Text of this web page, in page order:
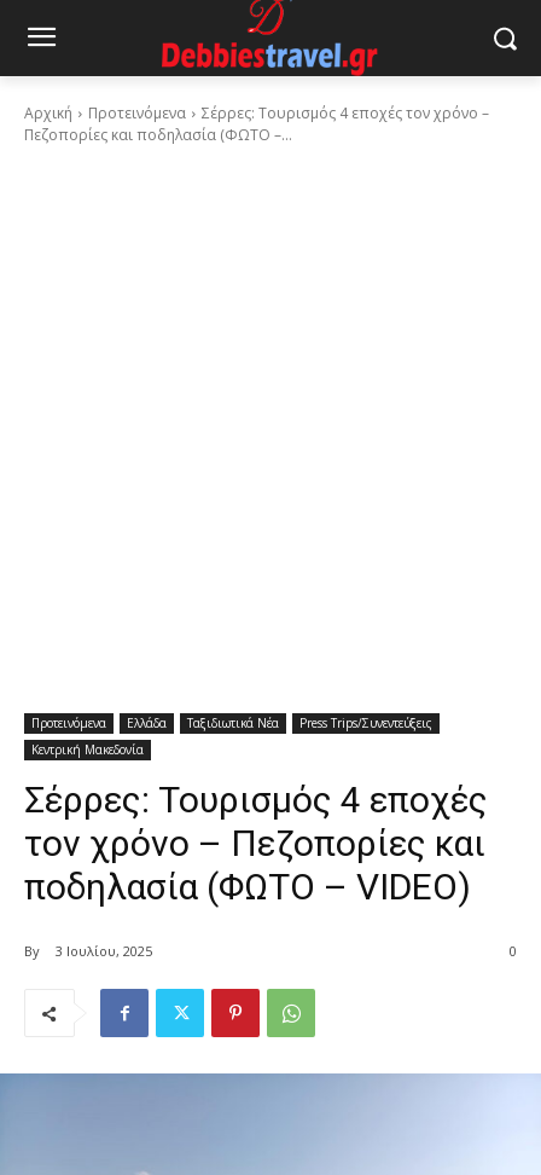
Αρχική Προτεινόμενα
Σέρρες: Τουρισμός 4 εποχές τον χρόνο –
Πεζοπορίες και ποδηλασία (ΦΩΤΟ –...
Προτεινόμενα Ελλάδα Ταξιδιωτικά Νέα
Press Trips/Συνεντεύξεις
Κεντρική Μακεδονία
Σέρρες: Τουρισμός 4 εποχές
τον χρόνο – Πεζοπορίες και
ποδηλασία (ΦΩΤΟ – VIDEO)
By 3 Ιουλίου, 2025 0